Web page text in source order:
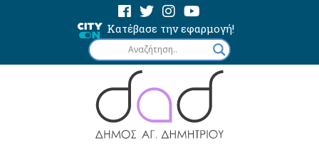
Κατέβασε την εφαρμογή!